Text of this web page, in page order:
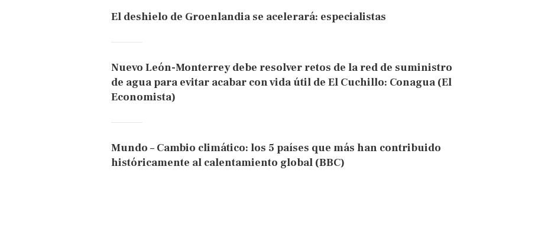
El deshielo de Groenlandia se acelerará: especialistas
Nuevo León-Monterrey debe resolver retos de la red de suministro
de agua para evitar acabar con vida útil de El Cuchillo: Conagua (El
Economista)
Mundo – Cambio climático: los 5 países que más han contribuido
históricamente al calentamiento global (BBC)